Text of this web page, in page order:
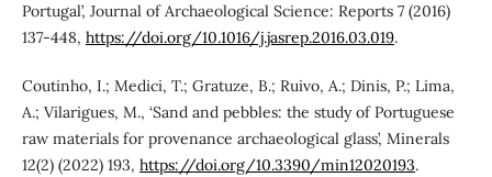
Portugal’, Journal of Archaeological Science: Reports 7 (2016)
137-448, https://doi.org/10.1016/j.jasrep.2016.03.019.
Coutinho, I.; Medici, T.; Gratuze, B.; Ruivo, A.; Dinis, P.; Lima,
A.; Vilarigues, M., ‘Sand and pebbles: the study of Portuguese
raw materials for provenance archaeological glass’, Minerals
12(2) (2022) 193, https://doi.org/10.3390/min12020193.